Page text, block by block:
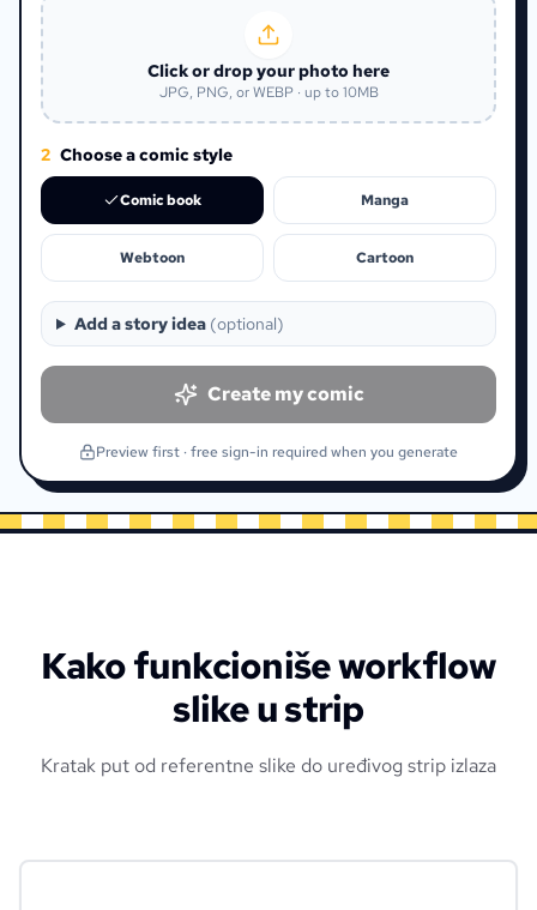
Click or drop your photo here
JPG, PNG, or WEBP · up to 10MB
2 Choose a comic style
Comic book Manga
Webtoon Cartoon
Add a story idea (optional)
Create my comic
Preview first · free sign-in required when you generate
Kako funkcioniše workflow
slike u strip
Kratak put od referentne slike do uređivog strip izlaza